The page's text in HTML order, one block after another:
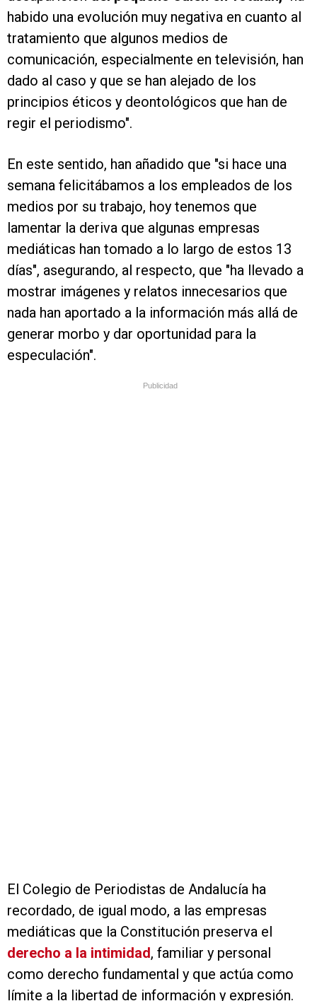
habido una evolución muy negativa en cuanto al
tratamiento que algunos medios de
comunicación, especialmente en televisión, han
dado al caso y que se han alejado de los
principios éticos y deontológicos que han de
regir el periodismo".
En este sentido, han añadido que "si hace una
semana felicitábamos a los empleados de los
medios por su trabajo, hoy tenemos que
lamentar la deriva que algunas empresas
mediáticas han tomado a lo largo de estos 13
días", asegurando, al respecto, que "ha llevado a
mostrar imágenes y relatos innecesarios que
nada han aportado a la información más allá de
generar morbo y dar oportunidad para la
especulación".
Publicidad
El Colegio de Periodistas de Andalucía ha
recordado, de igual modo, a las empresas
mediáticas que la Constitución preserva el
derecho a la intimidad, familiar y personal
como derecho fundamental y que actúa como
límite a la libertad de información y expresión.